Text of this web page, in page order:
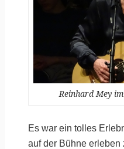
Reinhard Mey
Es war ein tolles
auf der Bühne erleben